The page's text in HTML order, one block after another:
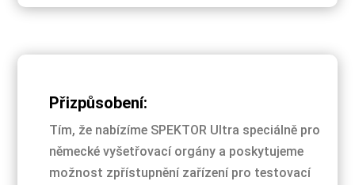
Přizpůsobení:
Tím, že nabízíme SPEKTOR Ultra speciálně pro
německé vyšetřovací orgány a poskytujeme
možnost zpřístupnění zařízení pro testovací